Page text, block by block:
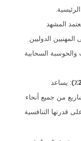
المشهد
الدوليين
والحوسبة السحابية
: يساعد
من جميع أنحاء
قدرتها التنافسية